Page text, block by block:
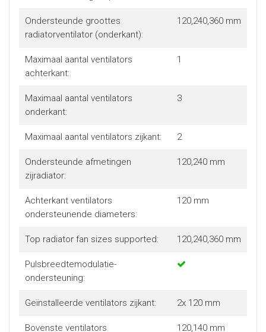
Ondersteunde groottes
radiatorventilator (onderkant):
120,240,360 mm
Maximaal aantal ventilators
achterkant:
1
Maximaal aantal ventilators
onderkant:
3
Maximaal aantal ventilators zijkant: 2
Ondersteunde afmetingen
zijradiator:
120,240 mm
Achterkant ventilators
ondersteunende diameters:
120 mm
Top radiator fan sizes supported: 120,240,360 mm
Pulsbreedtemodulatie-
ondersteuning:
Geïnstalleerde ventilators zijkant: 2x 120 mm
Bovenste ventilators 120,140 mm